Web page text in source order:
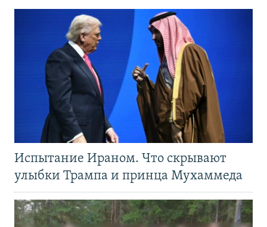
Испытание Ираном. Что скрывают
улыбки Трампа и принца Мухаммеда